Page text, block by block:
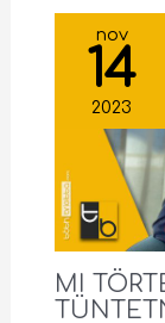
nov
14
2023
MI